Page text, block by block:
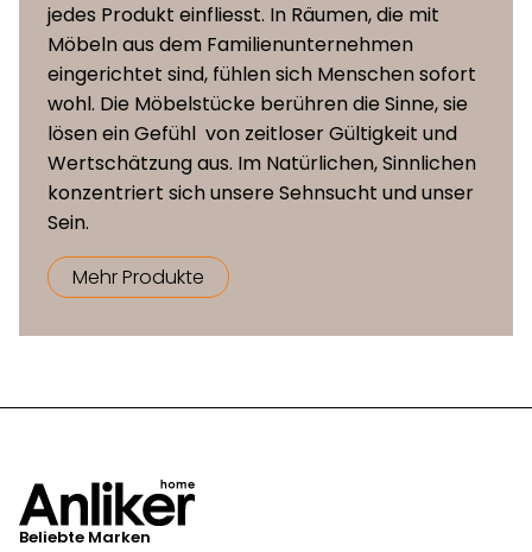
jedes Produkt einfliesst. In Räumen, die mit
Möbeln aus dem Familienunternehmen
eingerichtet sind, fühlen sich Menschen sofort
wohl. Die Möbelstücke berühren die Sinne, sie
lösen ein Gefühl von zeitloser Gültigkeit und
Wertschätzung aus. Im Natürlichen, Sinnlichen
konzentriert sich unsere Sehnsucht und unser
Sein.
Mehr Produkte
Beliebte Marken